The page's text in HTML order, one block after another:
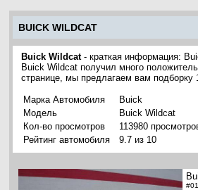
BUICK WILDCAT
Buick Wildcat- краткая информация:
Buick Wildcat получил много
странице, мы предлагаем вам
Марка Автомобиля
Buick
Модель
Buick Wildcat
Кол-во просмотров
113980
Рейтинг автомобиля
9.7 из 10